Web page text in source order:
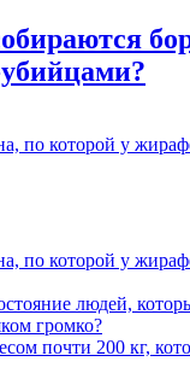
по которой у
по которой у
людей,
громко?
почти 200 кг,